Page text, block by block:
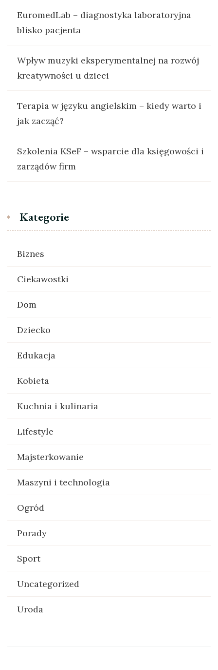
EuromedLab – diagnostyka laboratoryjna
blisko pacjenta
Wpływ muzyki eksperymentalnej na rozwój
kreatywności u dzieci
Terapia w języku angielskim – kiedy warto i
jak zacząć?
Szkolenia KSeF – wsparcie dla księgowości i
zarządów firm
Kategorie
Biznes
Ciekawostki
Dom
Dziecko
Edukacja
Kobieta
Kuchnia i kulinaria
Lifestyle
Majsterkowanie
Maszyni i technologia
Ogród
Porady
Sport
Uncategorized
Uroda